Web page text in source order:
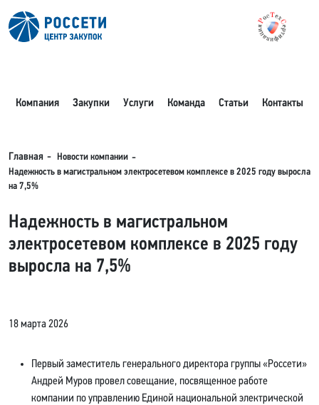
Компания Закупки Услуги Команда Статьи Контакты
Главная
Новости компании
Надежность в магистральном электросетевом комплексе в 2025 году выросла
на 7,5%
Надежность в магистральном
электросетевом комплексе в 2025 году
выросла на 7,5%
18 марта 2026
Первый заместитель генерального директора группы «Россети»
Андрей Муров провел совещание, посвященное работе
компании по управлению Единой национальной электрической